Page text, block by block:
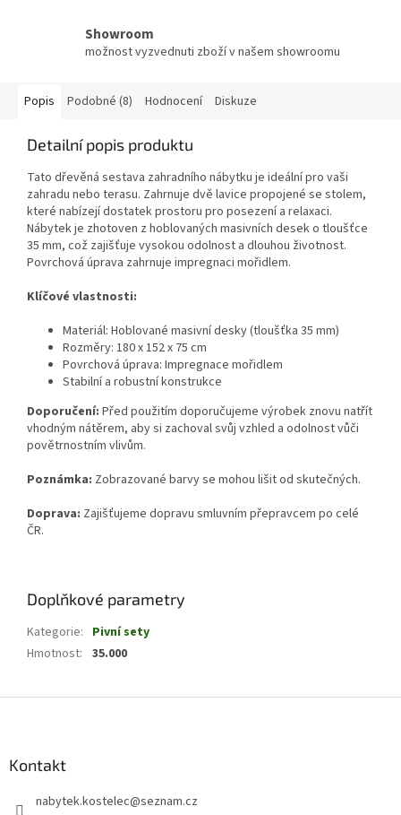
Showroom
možnost vyzvednuti zboží v našem showroomu
Popis Podobné (8) Hodnocení Diskuze
Detailní popis produktu
Tato dřevěná sestava zahradního nábytku je ideální pro vaši
zahradu nebo terasu. Zahrnuje dvě lavice propojené se stolem,
které nabízejí dostatek prostoru pro posezení a relaxaci.
Nábytek je zhotoven z hoblovaných masivních desek o tloušťce
35 mm, což zajišťuje vysokou odolnost a dlouhou životnost.
Povrchová úprava zahrnuje impregnaci mořidlem.
Klíčové vlastnosti:
Materiál: Hoblované masivní desky (tloušťka 35 mm)
Rozměry: 180 x 152 x 75 cm
Povrchová úprava: Impregnace mořidlem
Stabilní a robustní konstrukce
Doporučení: Před použitím doporučujeme výrobek znovu natřít
vhodným nátěrem, aby si zachoval svůj vzhled a odolnost vůči
povětrnostním vlivům.
Poznámka: Zobrazované barvy se mohou lišit od skutečných.
Doprava: Zajišťujeme dopravu smluvním přepravcem po celé
ČR.
Doplňkové parametry
Kategorie: Pivní sety
Hmotnost: 35.000
Kontakt
nabytek.kostelec@seznam.cz